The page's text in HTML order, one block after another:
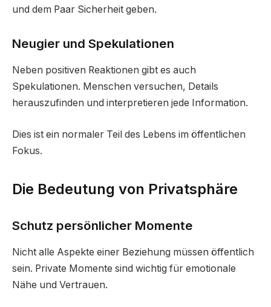
und dem Paar Sicherheit geben.
Neugier und Spekulationen
Neben positiven Reaktionen gibt es auch
Spekulationen. Menschen versuchen, Details
herauszufinden und interpretieren jede Information.
Dies ist ein normaler Teil des Lebens im öffentlichen
Fokus.
Die Bedeutung von Privatsphäre
Schutz persönlicher Momente
Nicht alle Aspekte einer Beziehung müssen öffentlich
sein. Private Momente sind wichtig für emotionale
Nähe und Vertrauen.